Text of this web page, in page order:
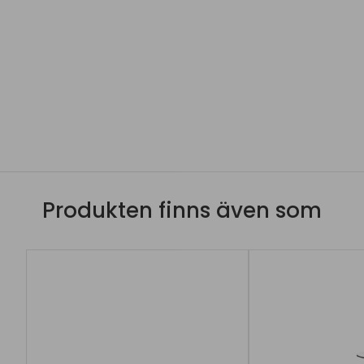
Produkten finns även som